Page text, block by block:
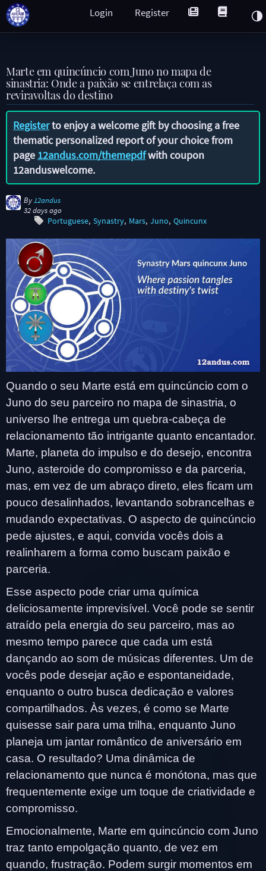
Register
Login
Marte em quincúncio com Juno no mapa de
sinastria: Onde a paixão se entrelaça com as
reviravoltas do destino
Registerto enjoy a welcome gift by choosing a free
thematic personalized report of your choice from
page 12andus.com/themepdfwith coupon
12anduswelcome.
By 12andus
32 days ago
Portuguese Synastry Mars Juno Quincunx
Quando o seu Marte está em quincúncio com o
Juno do seu parceiro no mapa de sinastria, o
universo lhe entrega um quebra-cabeça de
relacionamento tão intrigante quanto encantador.
Marte, planeta do impulso e do desejo, encontra
Juno, asteroide do compromisso e da parceria,
mas, em vez de um abraço direto, eles ficam um
pouco desalinhados, levantando sobrancelhas e
mudando expectativas. O aspecto de quincúncio
pede ajustes, e aqui, convida vocês dois a
realinharem a forma como buscam paixão e
parceria.
Esse aspecto pode criar uma química
deliciosamente imprevisível. Você pode se sentir
atraído pela energia do seu parceiro, mas ao
mesmo tempo parece que cada um está
dançando ao som de músicas diferentes. Um de
vocês pode desejar ação e espontaneidade,
enquanto o outro busca dedicação e valores
compartilhados. Às vezes, é como se Marte
quisesse sair para uma trilha, enquanto Juno
planeja um jantar romântico de aniversário em
casa. O resultado? Uma dinâmica de
relacionamento que nunca é monótona, mas que
frequentemente exige um toque de criatividade e
compromisso.
Emocionalmente, Marte em quincúncio com Juno
traz tanto empolgação quanto, de vez em
quando, frustração. Podem surgir momentos em